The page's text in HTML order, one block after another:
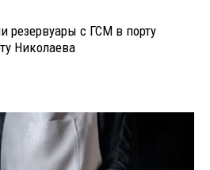
резервуары с ГСМ в порту
Николаева